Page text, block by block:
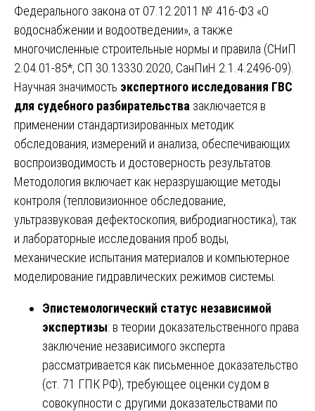
Федерального закона от 07.12.2011 № 416-ФЗ «О
водоснабжении и водоотведении», а также
многочисленные строительные нормы и правила (СНиП
2.04.01-85*, СП 30.13330.2020, СанПиН 2.1.4.2496-09).
Научная значимость экспертного исследования ГВС
для судебного разбирательства заключается в
применении стандартизированных методик
обследования, измерений и анализа, обеспечивающих
воспроизводимость и достоверность результатов.
Методология включает как неразрушающие методы
контроля (тепловизионное обследование,
ультразвуковая дефектоскопия, вибродиагностика), так
и лабораторные исследования проб воды,
механические испытания материалов и компьютерное
моделирование гидравлических режимов системы.
Эпистемологический статус независимой
экспертизы: в теории доказательственного права
заключение независимого эксперта
рассматривается как письменное доказательство
(ст. 71 ГПК РФ), требующее оценки судом в
совокупности с другими доказательствами по